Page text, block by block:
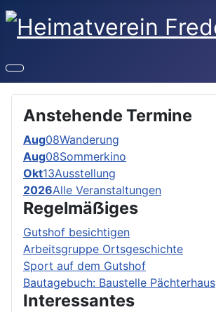
Anstehende Termine
Aug08Wanderung
Aug08Sommerkino
Okt13Ausstellung
2026Alle Veranstaltungen
Regelmäẞiges
Gutshof besichtigen
Arbeitsgruppe Ortsgeschichte
Sport auf dem Gutshof
Bautagebuch: Baustelle Pächterhaus
Interessantes